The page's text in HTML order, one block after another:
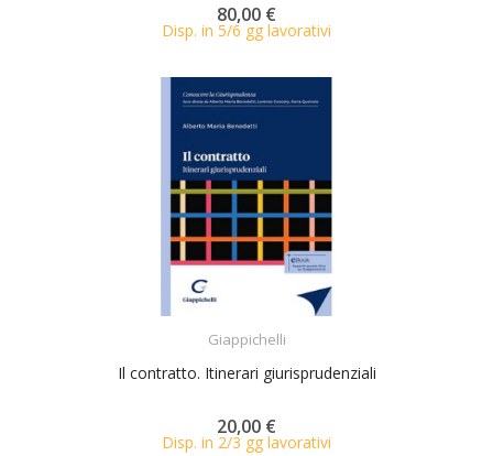
80,00 €
Disp. in 5/6 gg lavorativi
Giappichelli
Il contratto. Itinerari giurisprudenziali
20,00 €
Disp. in 2/3 gg lavorativi